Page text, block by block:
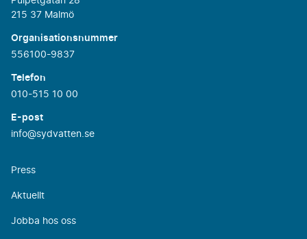
215 37 Malmö
Organisationsnummer
556100-9837
Telefon
010-515 10 00
E-post
info@sydvatten.se
Press
Aktuellt
Jobba hos oss